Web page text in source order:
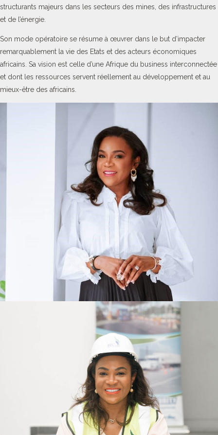
structurants majeurs dans les secteurs des mines, des infrastructures
et de l’énergie.
Son mode opératoire se résume à œuvrer dans le but d’impacter
remarquablement la vie des Etats et des acteurs économiques
africains. Sa vision est celle d’une Afrique du business interconnectée
et dont les ressources servent réellement au développement et au
mieux-être des africains.